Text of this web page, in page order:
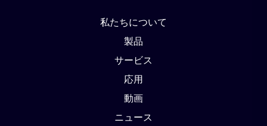
私たちについて
製品
サービス
応用
動画
ニュース